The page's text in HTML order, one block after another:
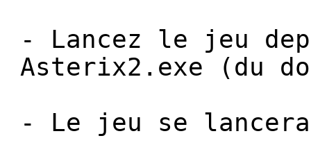
- Lancez le jeu
Asterix2.exe (du
- Le jeu se